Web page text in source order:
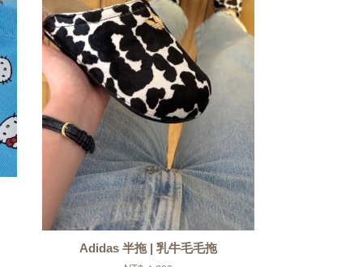
Adidas 半拖 | 乳牛毛毛拖